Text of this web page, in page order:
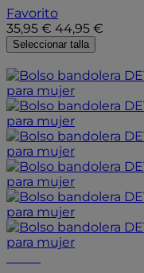
Favorito
35,95 € 44,95 €
Seleccionar talla